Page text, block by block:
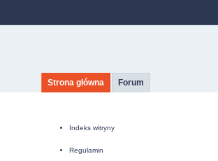
Strona główna Forum
Indeks witryny
Regulamin